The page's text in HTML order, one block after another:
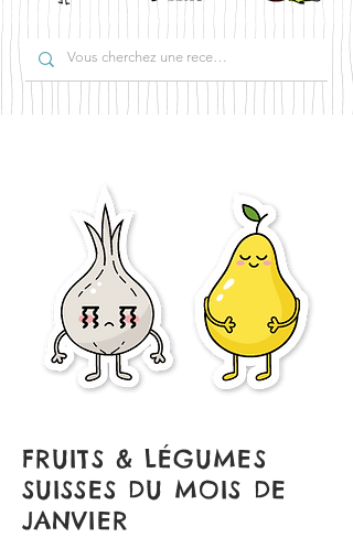
FRUITS & LÉGUMES
SUISSES DU MOIS DE
JANVIER